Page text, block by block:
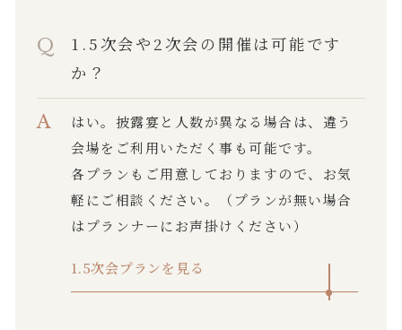
1.5次会や2次会の開催は可能です
か？
はい。披露宴と人数が異なる場合は、違う
会場をご利用いただく事も可能です。
各プランもご用意しておりますので、お気
軽にご相談ください。（プランが無い場合
はプランナーにお声掛けください）
1.5次会プランを見る